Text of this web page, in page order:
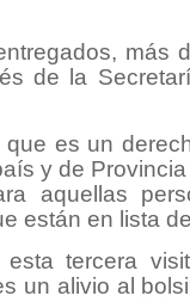
más
de la
es un
y de
aquellas
están en lista
tercera
un alivio al